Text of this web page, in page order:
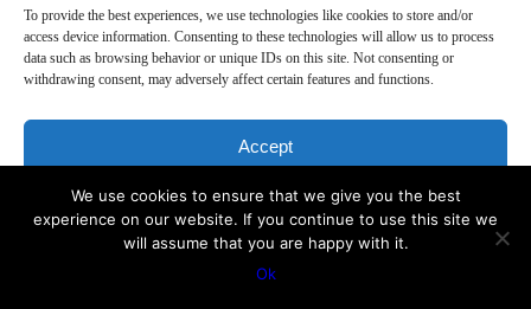
To provide the best experiences, we use technologies like cookies to store and/or
access device information. Consenting to these technologies will allow us to process
data such as browsing behavior or unique IDs on this site. Not consenting or
withdrawing consent, may adversely affect certain features and functions.
Accept
Deny
View preferences
Сами по себе уровни
холестерина не определяют
риск болезни!
Его определяют одновременно
низкие уровни липопротеинов
высокой плотности и высокие
уровни липопротеинов низкой
We use cookies to ensure that we give you the best
experience on our website. If you continue to use this site we
will assume that you are happy with it.
Ok